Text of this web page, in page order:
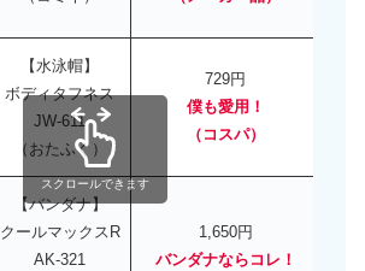
【水泳帽】
ボディタフネス
JW-611
（おたふく）
729円
僕も愛用！
（コスパ）
【バンダナ】
クールマックスR
AK-321
1,650円
バンダナならコレ！
スクロールできます